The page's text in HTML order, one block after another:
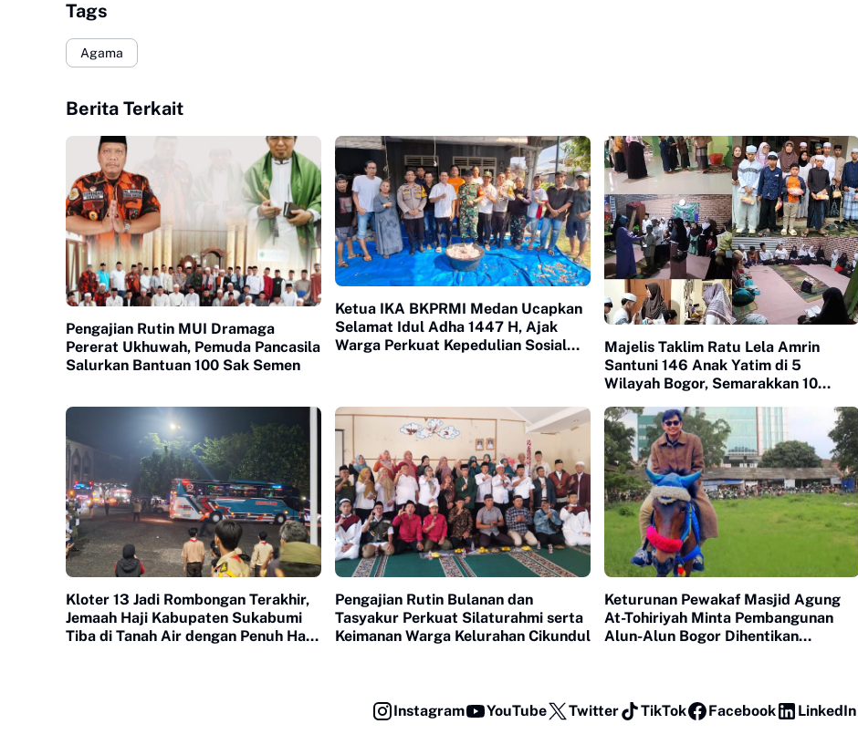
Tags
Agama
Berita Terkait
Pengajian Rutin MUI Dramaga
Pererat Ukhuwah, Pemuda Pancasila
Salurkan Bantuan 100 Sak Semen
Ketua IKA BKPRMI Medan Ucapkan
Selamat Idul Adha 1447 H, Ajak
Warga Perkuat Kepedulian Sosial
Majelis Taklim Ratu Lela Amrin
Santuni 146 Anak Yatim di 5
Wilayah Bogor, Semarakkan 10
Kloter 13 Jadi Rombongan Terakhir,
Jemaah Haji Kabupaten Sukabumi
Tiba di Tanah Air dengan Penuh Haru
Pengajian Rutin Bulanan dan
Tasyakur Perkuat Silaturahmi serta
Keimanan Warga Kelurahan Cikundul
Keturunan Pewakaf Masjid Agung
At-Tohiriyah Minta Pembangunan
Alun-Alun Bogor Dihentikan
Instagram YouTube Twitter TikTok Facebook LinkedIn